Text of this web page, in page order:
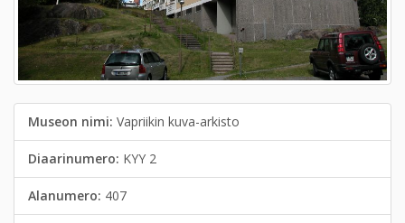
Museon nimi: Vapriikin kuva-arkisto
Diaarinumero: KYY 2
Alanumero: 407